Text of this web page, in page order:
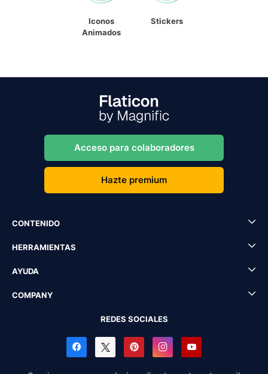
Iconos
Animados
Stickers
Acceso para colaboradores
Hazte premium
CONTENIDO
HERRAMIENTAS
AYUDA
COMPANY
REDES SOCIALES